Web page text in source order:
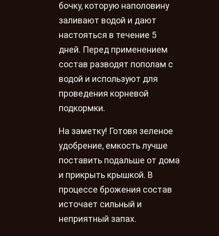
бочку, которую наполовину
заливают водой и дают
настояться в течение 5
дней. Перед применением
состав разводят пополам с
водой и используют для
проведения корневой
подкормки.
На заметку! Готовя зеленое
удобрение, емкость лучше
поставить подальше от дома
и прикрыть крышкой. В
процессе брожения состав
источает сильный и
неприятный запах.